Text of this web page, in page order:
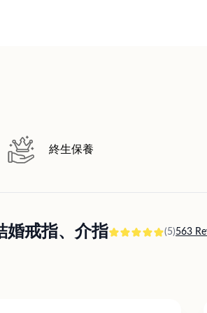
終生保養
婚戒指、介指 (5)563